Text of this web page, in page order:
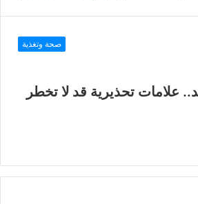
صحة وتغذية
علامات تحذيرية قد لا تخطر